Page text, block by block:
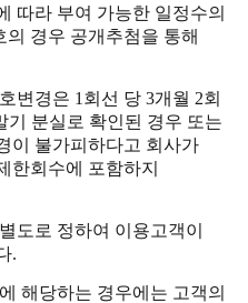
따라 부여 가능한 일정수의
경우 공개추첨을 통해
변경은 1회선 당 3개월 2회
기 분실로 확인된 경우 또는
이 불가피하다고 회사가
한회수에 포함하지
도로 정하여 이용고객이
.
해당하는 경우에는 고객의